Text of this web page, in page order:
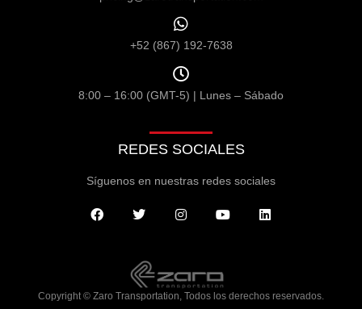
+52 (867) 192-7638
8:00 – 16:00 (GMT-5) | Lunes – Sábado
REDES SOCIALES
Síguenos en nuestras redes sociales
Copyright © Zaro Transportation, Todos los derechos reservados.